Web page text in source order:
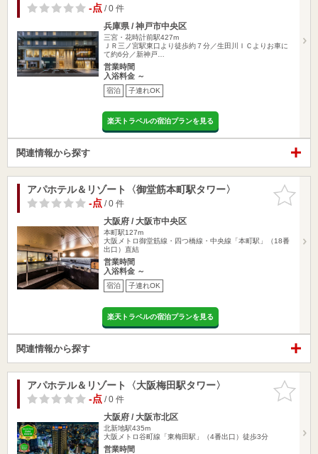
-点/ 0 件
兵庫県 / 神戸市中央区
三宮・花時計前駅427m
ＪＲ三ノ宮駅東口より徒歩約７分／生田川ＩＣよりお車に
て約6分／新神戸…
営業時間
入浴料金 ～
宿泊 子連れOK
楽天トラベルの宿泊プランを見る
関連情報から探す
お気に入
りに追加
アパホテル＆リゾート〈御堂筋本町駅タワー〉
-点/ 0 件
大阪府 / 大阪市中央区
本町駅127m
大阪メトロ御堂筋線・四つ橋線・中央線「本町駅」（18番
出口）直結
営業時間
入浴料金 ～
宿泊 子連れOK
楽天トラベルの宿泊プランを見る
関連情報から探す
お気に入
りに追加
アパホテル＆リゾート〈大阪梅田駅タワー〉
-点/ 0 件
大阪府 / 大阪市北区
北新地駅435m
大阪メトロ谷町線「東梅田駅」（4番出口）徒歩3分
営業時間